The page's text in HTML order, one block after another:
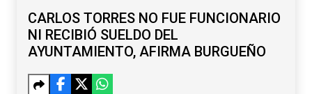
CARLOS TORRES NO FUE FUNCIONARIO
NI RECIBIÓ SUELDO DEL
AYUNTAMIENTO, AFIRMA BURGUEÑO